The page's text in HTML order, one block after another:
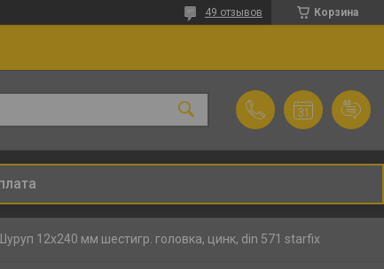
Корзина
49 отзывов
Шуруп 12х240 мм шестигр. головка, цинк, din 571 starfix